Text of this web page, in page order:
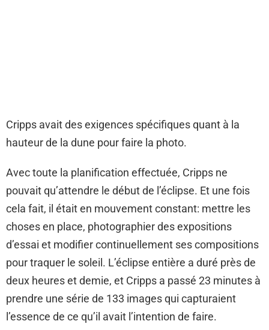
Cripps avait des exigences spécifiques quant à la
hauteur de la dune pour faire la photo.
Avec toute la planification effectuée, Cripps ne
pouvait qu’attendre le début de l’éclipse. Et une fois
cela fait, il était en mouvement constant: mettre les
choses en place, photographier des expositions
d’essai et modifier continuellement ses compositions
pour traquer le soleil. L’éclipse entière a duré près de
deux heures et demie, et Cripps a passé 23 minutes à
prendre une série de 133 images qui capturaient
l’essence de ce qu’il avait l’intention de faire.